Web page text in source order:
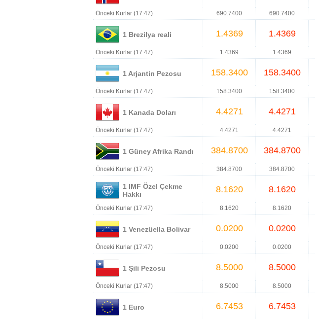
Önceki Kurlar (17:47) 690.7400 690.7400
1 Brezilya reali 1.4369 1.4369
Önceki Kurlar (17:47) 1.4369 1.4369
1 Arjantin Pezosu 158.3400 158.3400
Önceki Kurlar (17:47) 158.3400 158.3400
1 Kanada Doları 4.4271 4.4271
Önceki Kurlar (17:47) 4.4271 4.4271
1 Güney Afrika Randı 384.8700 384.8700
Önceki Kurlar (17:47) 384.8700 384.8700
1 IMF Özel Çekme
Hakkı
8.1620 8.1620
Önceki Kurlar (17:47) 8.1620 8.1620
1 Venezüella Bolivar 0.0200 0.0200
Önceki Kurlar (17:47) 0.0200 0.0200
1 Şili Pezosu 8.5000 8.5000
Önceki Kurlar (17:47) 8.5000 8.5000
1 Euro 6.7453 6.7453